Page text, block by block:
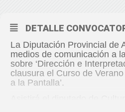
DETALLE
La Diputación Provincial de
medios de comunicación a
sobre ‘Dirección e
clausura el Curso de
a la Pantalla’.